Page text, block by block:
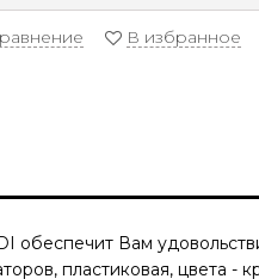
В избранное
обеспечит Вам
пластиковая, цвета -